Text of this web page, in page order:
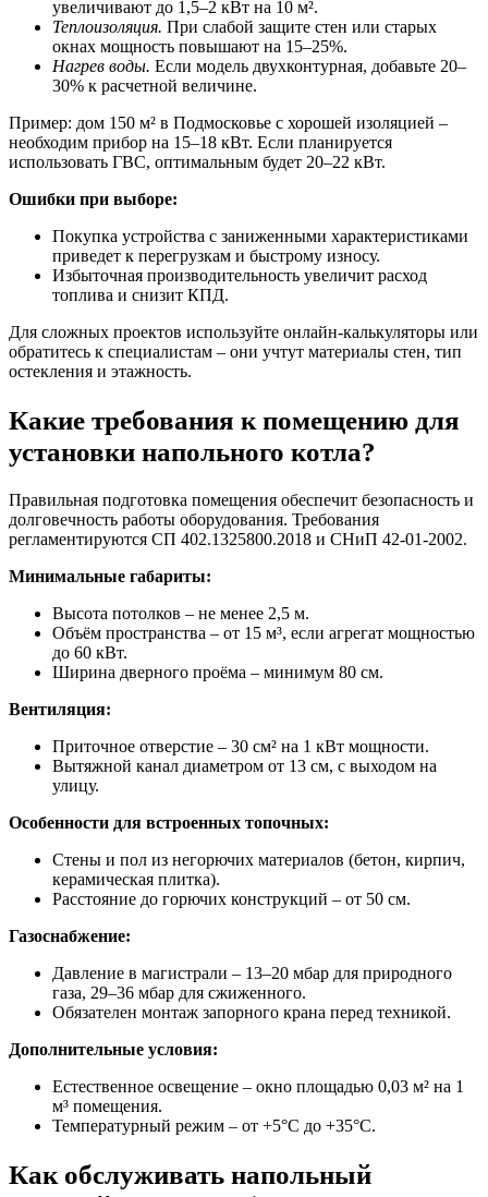
увеличивают до 1,5–2 кВт на 10 м².
Теплоизоляция. При слабой защите стен или старых
окнах мощность повышают на 15–25%.
Нагрев воды. Если модель двухконтурная, добавьте 20–
30% к расчетной величине.
Пример: дом 150 м² в Подмосковье с хорошей изоляцией –
необходим прибор на 15–18 кВт. Если планируется
использовать ГВС, оптимальным будет 20–22 кВт.
Ошибки при выборе:
Покупка устройства с заниженными характеристиками
приведет к перегрузкам и быстрому износу.
Избыточная производительность увеличит расход
топлива и снизит КПД.
Для сложных проектов используйте онлайн-калькуляторы или
обратитесь к специалистам – они учтут материалы стен, тип
остекления и этажность.
Какие требования к помещению для
установки напольного котла?
Правильная подготовка помещения обеспечит безопасность и
долговечность работы оборудования. Требования
регламентируются СП 402.1325800.2018 и СНиП 42-01-2002.
Минимальные габариты:
Высота потолков – не менее 2,5 м.
Объём пространства – от 15 м³, если агрегат мощностью
до 60 кВт.
Ширина дверного проёма – минимум 80 см.
Вентиляция:
Приточное отверстие – 30 см² на 1 кВт мощности.
Вытяжной канал диаметром от 13 см, с выходом на
улицу.
Особенности для встроенных топочных:
Стены и пол из негорючих материалов (бетон, кирпич,
керамическая плитка).
Расстояние до горючих конструкций – от 50 см.
Газоснабжение:
Давление в магистрали – 13–20 мбар для природного
газа, 29–36 мбар для сжиженного.
Обязателен монтаж запорного крана перед техникой.
Дополнительные условия:
Естественное освещение – окно площадью 0,03 м² на 1
м³ помещения.
Температурный режим – от +5°C до +35°C.
Как обслуживать напольный